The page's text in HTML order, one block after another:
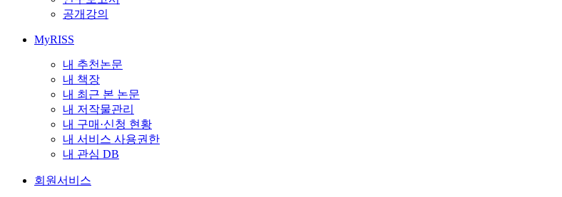
공개강의
MyRISS
내 추천논문
내 책장
내 최근 본 논문
내 저작물관리
내 구매·신청 현황
내 서비스 사용권한
내 관심 DB
회원서비스